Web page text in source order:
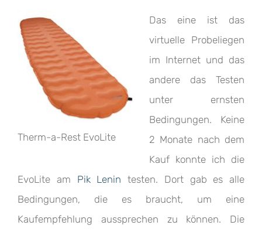
Therm-a-Rest EvoLite
Das eine ist das
virtuelle Probeliegen
im Internet und das
andere das Testen
unter ernsten
Bedingungen. Keine
2 Monate nach dem
Kauf konnte ich die
EvoLite am Pik Lenin testen. Dort gab es alle
Bedingungen, die es braucht, um eine
Kaufempfehlung aussprechen zu können. Die